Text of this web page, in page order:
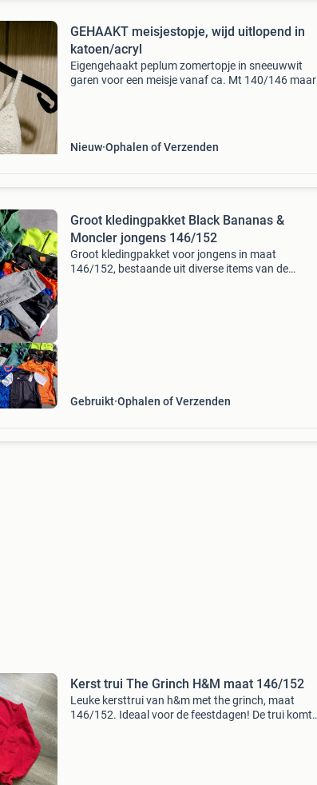
GEHAAKT meisjestopje, wijd uitlopend in
katoen/acryl
Eigengehaakt peplum zomertopje in sneeuwwit
garen voor een meisje vanaf ca. Mt 140/146 maar
Nieuw Ophalen of Verzenden
Groot kledingpakket Black Bananas &
Moncler jongens 146/152
Groot kledingpakket voor jongens in maat
146/152, bestaande uit diverse items van de
Gebruikt Ophalen of Verzenden
Kerst trui The Grinch H&M maat 146/152
Leuke kersttrui van h&m met the grinch, maat
146/152. Ideaal voor de feestdagen! De trui komt